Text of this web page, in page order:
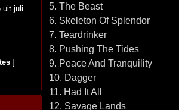
uit juli
]
5. The Beast
6. Skeleton Of Splendor
7. Teardrinker
8. Pushing The Tides
9. Peace And Tranquility
10. Dagger
11. Had It All
12. Savage Lands